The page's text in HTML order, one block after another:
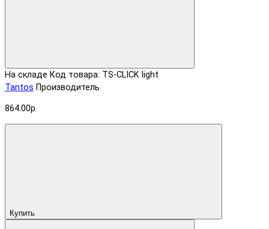
На складе Код товара: TS-CLICK light
Tantos Производитель
864.00р.
Купить